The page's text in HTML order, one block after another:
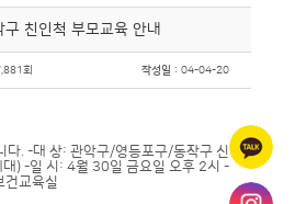
친인척 부모교육 안내
회 작성일 : 04-04-20
다. -대 상: 관악구/영등포구/동작구 신
) -일 시: 4월 30일 금요일 오후 2시 -
건교육실